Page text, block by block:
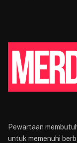
Pewartaan
untuk memenuhi